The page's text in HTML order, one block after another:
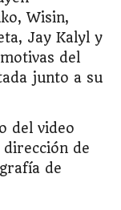
Wisin,
Jay Kalyl y
del
junto a su
del video
de
de